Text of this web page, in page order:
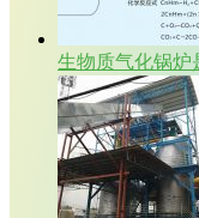
生物质气化锅炉